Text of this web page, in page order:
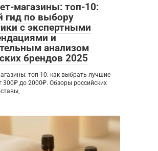
магазины: топ-10:
гид по выбору
с экспертными
и
анализом
брендов 2025
топ-10: как выбрать лучшие
300₽ до 2000₽. Обзоры российских